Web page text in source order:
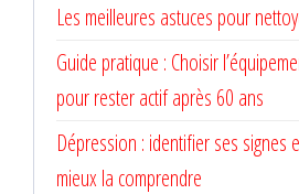
Les meilleures astuces pour
Guide pratique : Choisir
pour rester actif après 60 ans
Dépression : identifier ses signes
mieux la comprendre